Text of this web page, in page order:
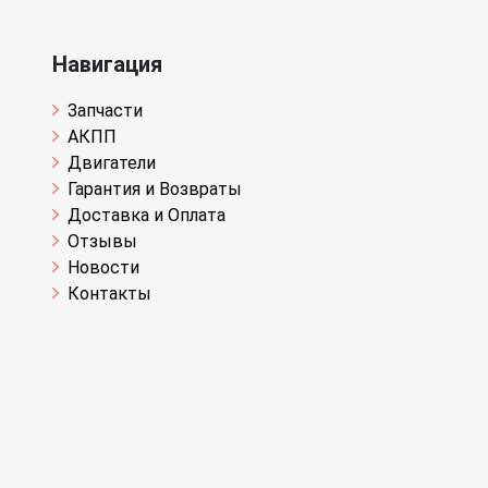
Навигация
Запчасти
АКПП
Двигатели
Гарантия и Возвраты
Доставка и Оплата
Отзывы
Новости
Контакты